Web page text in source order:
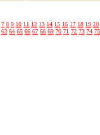
7 8 9 10 11 12 13 14 15 16 17 18 19 20
63 64 65 66 67 68 69 70 71 72 73 74 75